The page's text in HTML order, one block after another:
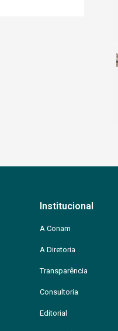
Institucional
A Conam
A Diretoria
Transparência
Consultoria
Editorial